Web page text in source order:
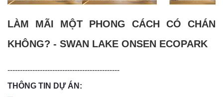
LÀM MÃI MỘT PHONG CÁCH CÓ CHÁN
KHÔNG? - SWAN LAKE ONSEN ECOPARK
---------------------------------------------
THÔNG TIN DỰ ÁN: